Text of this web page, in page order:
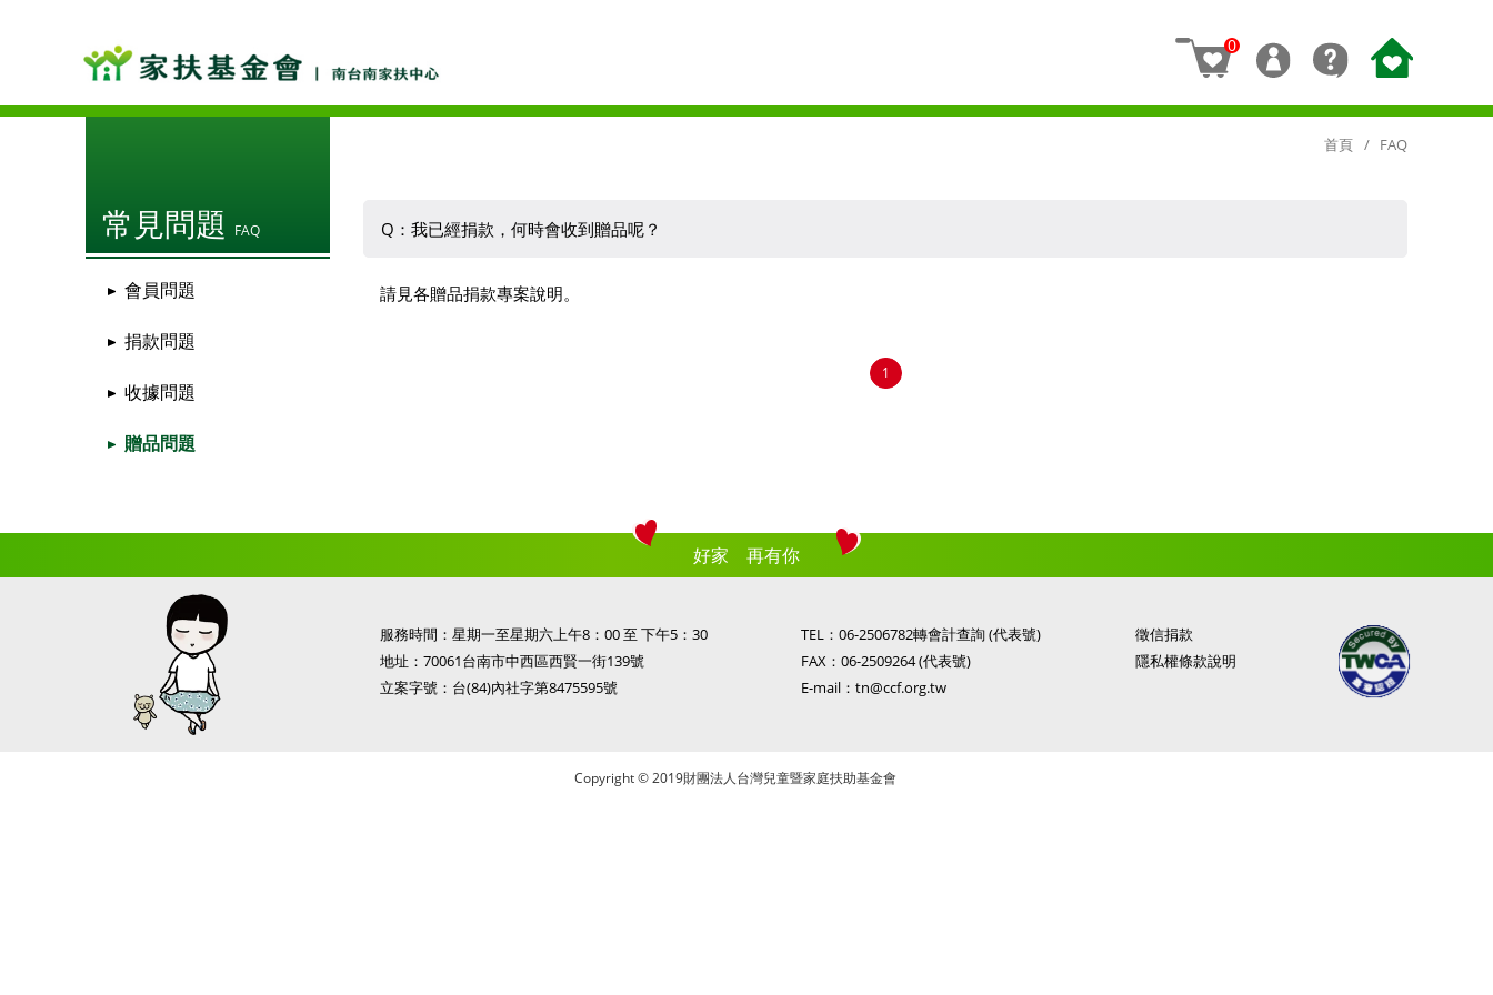
0
常見問題 FAQ
首頁 FAQ
會員問題
捐款問題
收據問題
贈品問題
Q：我已經捐款，何時會收到贈品呢？
請見各贈品捐款專案說明。
1
好家 再有你
服務時間：星期一至星期六上午8：00 至 下午5：30
地址：70061台南市中西區西賢一街139號
立案字號：台(84)內社字第8475595號
TEL： 06-2506782轉會計查詢(代表號)
FAX：06-2509264 (代表號)
E-mail： tn@ccf.org.tw
徵信捐款
隱私權條款說明
Copyright © 2019財團法人台灣兒童暨家庭扶助基金會